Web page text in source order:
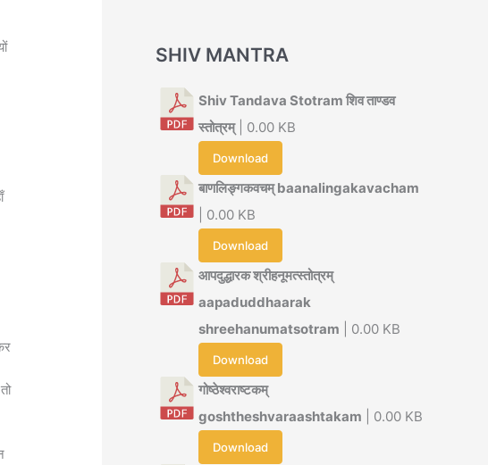
SHIV MANTRA
Shiv Tandava Stotram शिव ताण्डव
स्तोत्रम्| 0.00 KB
Download
बाणलिङ्गकवचम् baanalingakavacham
| 0.00 KB
Download
आपदुद्धारक श्रीहनूमत्स्तोत्रम्
aapaduddhaarak
shreehanumatsotram | 0.00 KB
Download
गोष्ठेश्वराष्टकम्
goshtheshvaraashtakam | 0.00 KB
Download